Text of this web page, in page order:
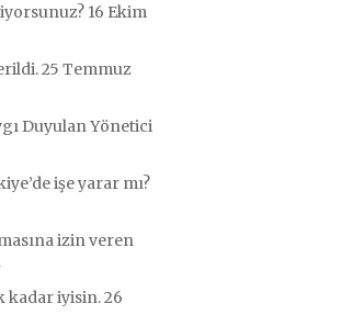
16 Ekim
25 Temmuz
Duyulan Yönetici
işe yarar mı?
izin veren
kadar iyisin.26